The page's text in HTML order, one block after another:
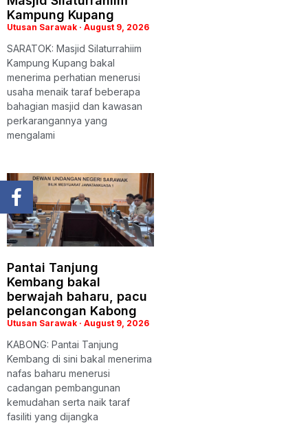
Kampung Kupang
Utusan Sarawak August 9, 2026
SARATOK: Masjid Silaturrahiim
Kampung Kupang bakal
menerima perhatian menerusi
usaha menaik taraf beberapa
bahagian masjid dan kawasan
perkarangannya yang
mengalami
Pantai Tanjung
Kembang bakal
berwajah baharu, pacu
pelancongan Kabong
Utusan Sarawak August 9, 2026
KABONG: Pantai Tanjung
Kembang di sini bakal menerima
nafas baharu menerusi
cadangan pembangunan
kemudahan serta naik taraf
fasiliti yang dijangka